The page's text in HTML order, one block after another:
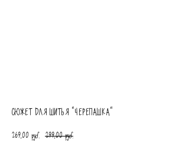
СЮЖЕТ ДЛЯ ШИТЬЯ "ЧЕРЕПАШКА"
269,00 руб. 299,00 руб.